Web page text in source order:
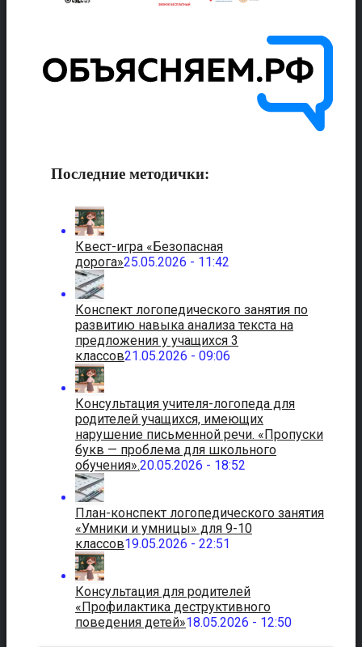
Последние методички:
Квест-игра «Безопасная
дорога»25.05.2026 - 11:42
Конспект логопедического занятия по
развитию навыка анализа текста на
предложения у учащихся 3
классов21.05.2026 - 09:06
Консультация учителя-логопеда для
родителей учащихся, имеющих
нарушение письменной речи. «Пропуски
букв — проблема для школьного
обучения».20.05.2026 - 18:52
План-конспект логопедического занятия
«Умники и умницы» для 9-10
классов19.05.2026 - 22:51
Консультация для родителей
«Профилактика деструктивного
поведения детей»18.05.2026 - 12:50